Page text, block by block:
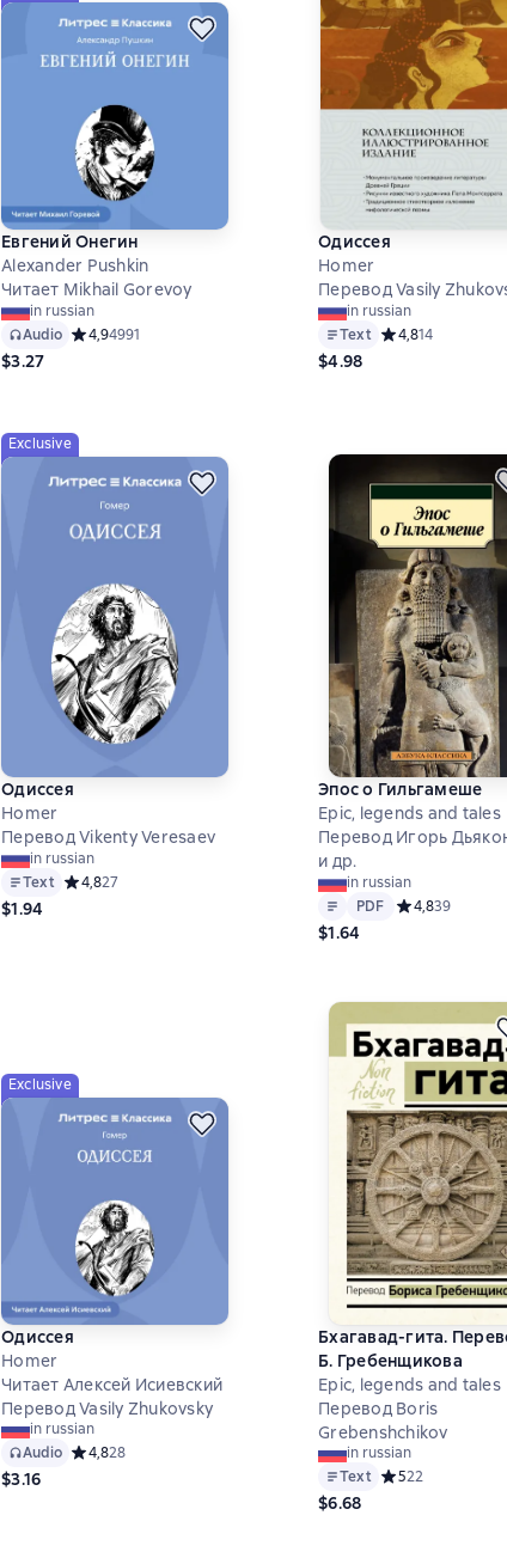
Евгений Онегин
Alexander Pushkin
Читает Mikhail Gorevoy
in russian
Audio Средний рейтинг 4,9 на основе 4991 оценок
4,94991
$3.27
Одиссея
Homer
Перевод Vasily
in russian
Text Средний рейтинг
4,814
$4.98
Exclusive
Одиссея
Homer
Перевод Vikenty Veresaev
in russian
Text Средний рейтинг 4,8 на основе 27 оценок
4,827
$1.94
Эпос о Гильгамеше
Epic, legends and tales
Перевод Игорь
и др.
in russian
Text
PDF
PDF Средний
4,839
$1.64
Exclusive
Одиссея
Homer
Читает Алексей Исиевский
Перевод Vasily Zhukovsky
in russian
Audio Средний рейтинг 4,8 на основе 28 оценок
4,828
$3.16
Бхагавад-гита.
Б. Гребенщикова
Epic, legends and tales
Перевод Boris
Grebenshchikov
in russian
Text Средний рейтинг
522
$6.68